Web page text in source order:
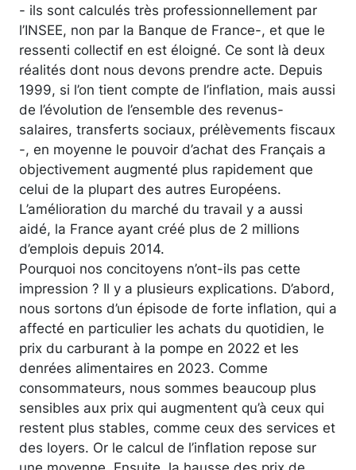
- ils sont calculés très professionnellement par
l’INSEE, non par la Banque de France-, et que le
ressenti collectif en est éloigné. Ce sont là deux
réalités dont nous devons prendre acte. Depuis
1999, si l’on tient compte de l’inflation, mais aussi
de l’évolution de l’ensemble des revenus-
salaires, transferts sociaux, prélèvements fiscaux
-, en moyenne le pouvoir d’achat des Français a
objectivement augmenté plus rapidement que
celui de la plupart des autres Européens.
L’amélioration du marché du travail y a aussi
aidé, la France ayant créé plus de 2 millions
d’emplois depuis 2014.
Pourquoi nos concitoyens n’ont-ils pas cette
impression ? Il y a plusieurs explications. D’abord,
nous sortons d’un épisode de forte inflation, qui a
affecté en particulier les achats du quotidien, le
prix du carburant à la pompe en 2022 et les
denrées alimentaires en 2023. Comme
consommateurs, nous sommes beaucoup plus
sensibles aux prix qui augmentent qu’à ceux qui
restent plus stables, comme ceux des services et
des loyers. Or le calcul de l’inflation repose sur